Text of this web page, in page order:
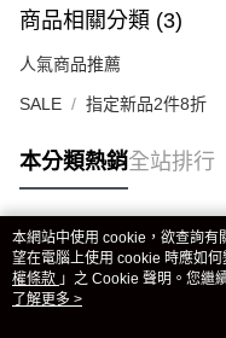
商品相關分類 (3)
人氣商品推薦
SALE 指定新品2件8折
本分類熱銷全站排行
熱門標籤
本網站中使用 cookie，欲查詢有
望在電腦上使用 cookie 時應如
權條款 」之 Cookie 聲明。您繼
用條款之 Cookie 聲明使用 cookie
了解更多 >